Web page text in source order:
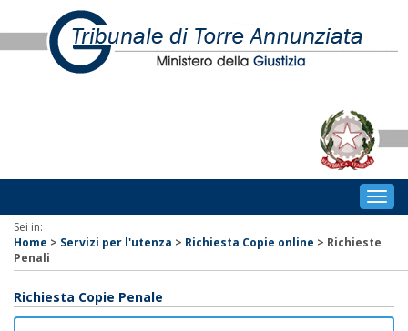
Sei in:
Home > Servizi per l'utenza > Richiesta Copie online > Richieste
Penali
Richiesta Copie Penale